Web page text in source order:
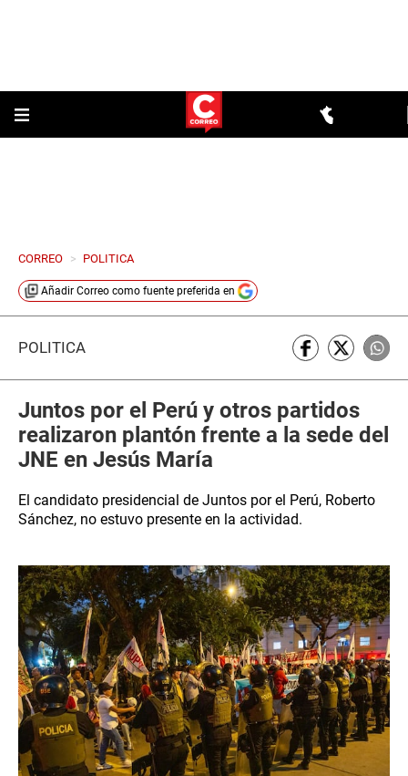
CORREO > POLITICA
Añadir Correo como fuente preferida en
POLÍTICA
Juntos por el Perú y otros partidos
realizaron plantón frente a la sede del
JNE en Jesús María
El candidato presidencial de Juntos por el Perú, Roberto
Sánchez, no estuvo presente en la actividad.